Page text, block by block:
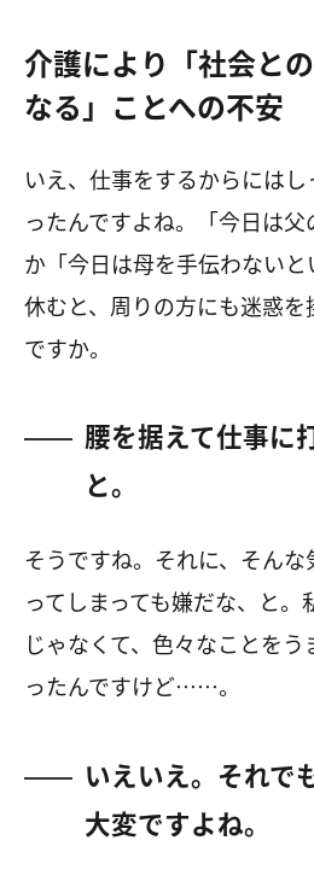
介護により「社会と
なる」ことへの不安
いえ、仕事をするからには
ったんですよね。「今日は
か「今日は母を手伝わない
休むと、周りの方にも迷惑
ですか。
腰を据えて仕事に
と。
そうですね。それに、そん
ってしまっても嫌だな、と
じゃなくて、色々なことを
ったんですけど……。
いえいえ。それで
大変ですよね。